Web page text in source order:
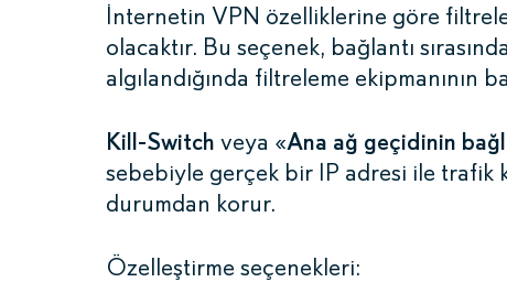
İnternetin VPN özelliklerine göre
olacaktır. Bu seçenek, bağlantı
algılandığında filtreleme ekipmanının
Kill-Switch veya «Ana ağ geçidinin
sebebiyle gerçek bir IP adresi ile trafik
durumdan korur.
Özelleştirme seçenekleri: